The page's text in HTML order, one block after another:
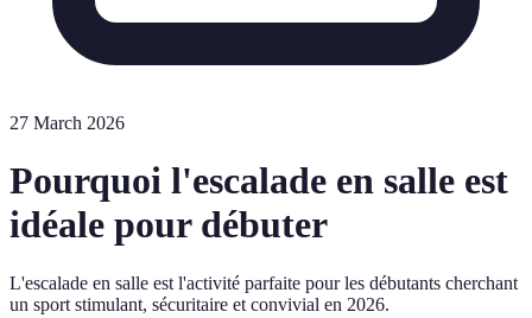
27 March 2026
Pourquoi l'escalade en salle est
idéale pour débuter
L'escalade en salle est l'activité parfaite pour les débutants cherchant
un sport stimulant, sécuritaire et convivial en 2026.